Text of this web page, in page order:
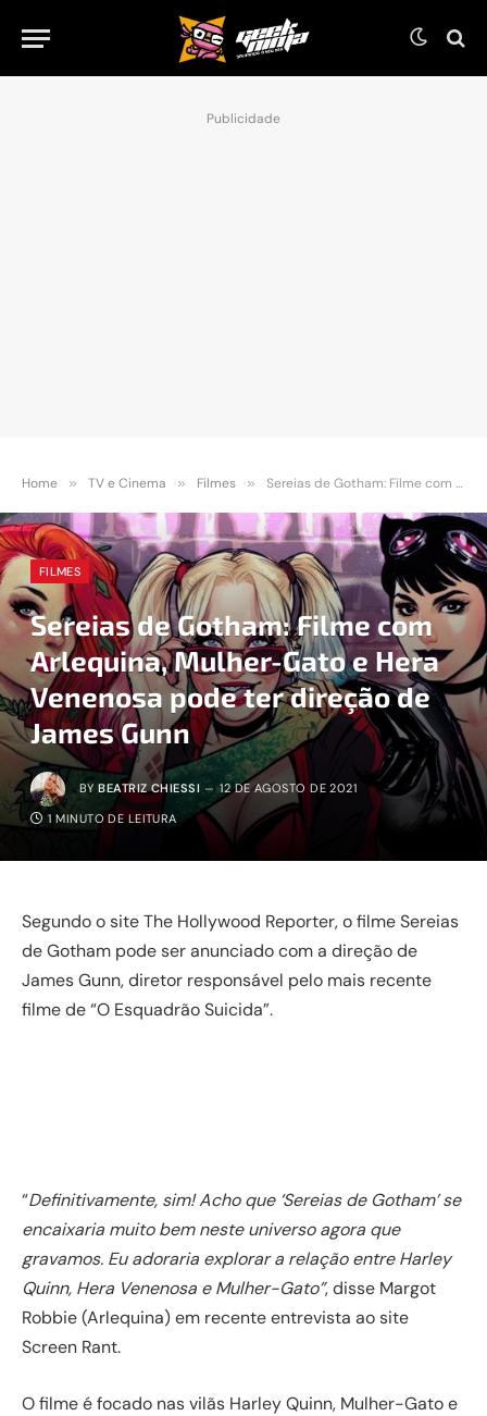
Publicidade
Home » TV e Cinema » Filmes » Sereias de Gotham: Filme com Arlequina, Mulher-Gato e Hera Venenosa pode ter direção de James Gunn
FILMES
Sereias de Gotham: Filme com
Arlequina, Mulher-Gato e Hera
Venenosa pode ter direção de
James Gunn
BY BEATRIZ CHIESSI 12 DE AGOSTO DE 2021
1 MINUTO DE LEITURA
Segundo o site The Hollywood Reporter, o filme Sereias
de Gotham pode ser anunciado com a direção de
James Gunn, diretor responsável pelo mais recente
filme de “O Esquadrão Suicida”.
“Definitivamente, sim! Acho que ‘Sereias de Gotham’ se
encaixaria muito bem neste universo agora que
gravamos. Eu adoraria explorar a relação entre Harley
Quinn, Hera Venenosa e Mulher-Gato”, disse Margot
Robbie (Arlequina) em recente entrevista ao site
Screen Rant.
O filme é focado nas vilãs Harley Quinn, Mulher-Gato e